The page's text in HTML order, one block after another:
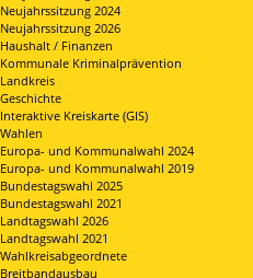
Neujahrssitzung 2024
Neujahrssitzung 2026
Haushalt / Finanzen
Kommunale Kriminalprävention
Landkreis
Geschichte
Interaktive Kreiskarte (GIS)
Wahlen
Europa- und Kommunalwahl 2024
Europa- und Kommunalwahl 2019
Bundestagswahl 2025
Bundestagswahl 2021
Landtagswahl 2026
Landtagswahl 2021
Wahlkreisabgeordnete
Breitbandausbau